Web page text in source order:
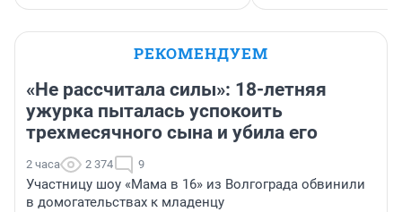
РЕКОМЕНДУЕМ
«Не рассчитала силы»: 18-летняя
ужурка пыталась успокоить
трехмесячного сына и убила его
2 часа 2 374 9
Участницу шоу «Мама в 16» из Волгограда обвинили
в домогательствах к младенцу